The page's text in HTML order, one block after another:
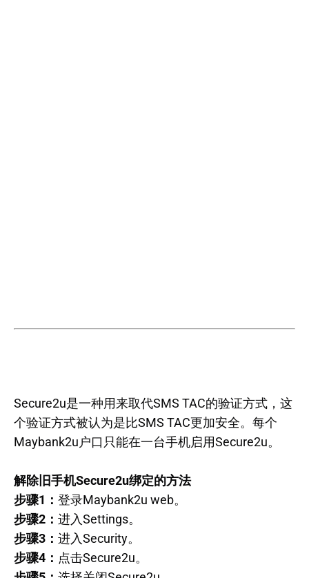
Secure2u是一种用来取代SMS TAC的验证方式，这
个验证方式被认为是比SMS TAC更加安全。每个
Maybank2u户口只能在一台手机启用Secure2u。
解除旧手机Secure2u绑定的方法
步骤1： 登录Maybank2u web。
步骤2： 进入Settings。
步骤3： 进入Security。
步骤4： 点击Secure2u。